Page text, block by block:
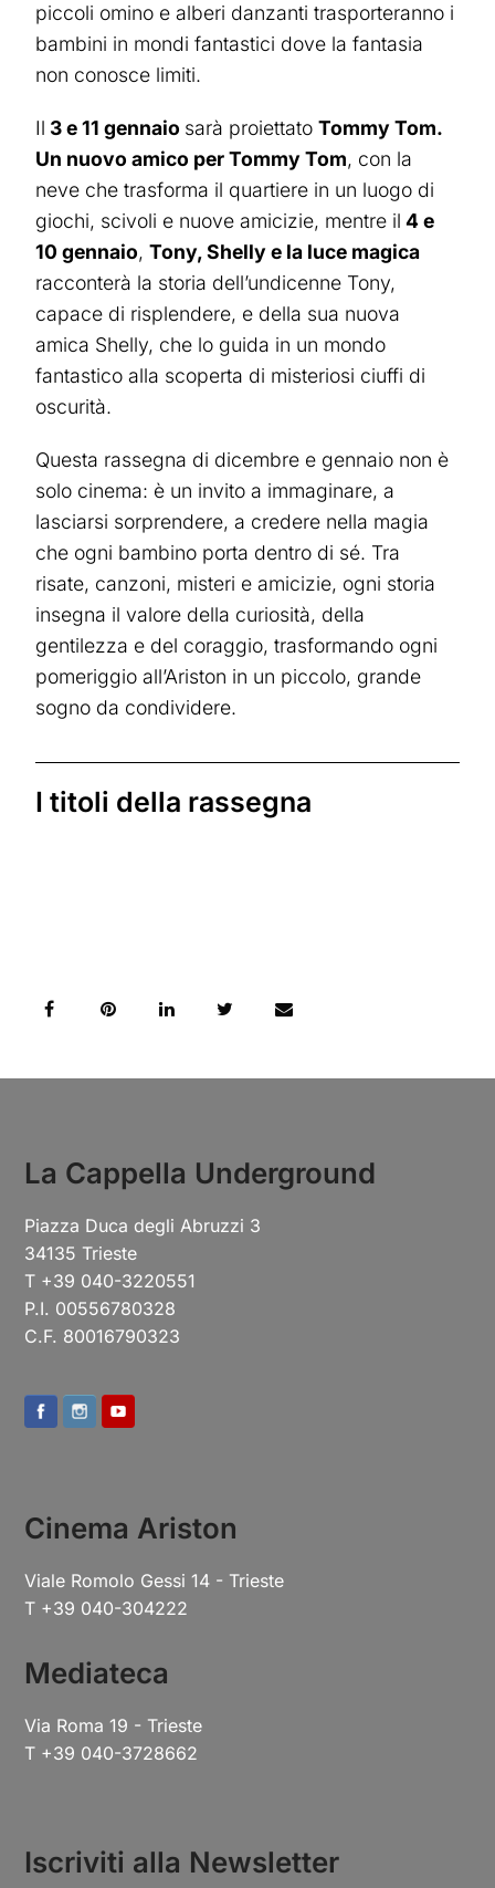
piccoli omino e alberi danzanti trasporteranno i
bambini in mondi fantastici dove la fantasia
non conosce limiti.
Il 3 e 11 gennaio sarà proiettatoTommy Tom.
Un nuovo amico per Tommy Tom, con la
neve che trasforma il quartiere in un luogo di
giochi, scivoli e nuove amicizie, mentre il 4 e
10 gennaio,Tony, Shelly e la luce magica
racconterà la storia dell’undicenne Tony,
capace di risplendere, e della sua nuova
amica Shelly, che lo guida in un mondo
fantastico alla scoperta di misteriosi ciuffi di
oscurità.
Questa rassegna di dicembre e gennaio non è
solo cinema: è un invito a immaginare, a
lasciarsi sorprendere, a credere nella magia
che ogni bambino porta dentro di sé. Tra
risate, canzoni, misteri e amicizie, ogni storia
insegna il valore della curiosità, della
gentilezza e del coraggio, trasformando ogni
pomeriggio all’Ariston in un piccolo, grande
sogno da condividere.
I titoli della rassegna
La Cappella Underground
Piazza Duca degli Abruzzi 3
34135 Trieste
T +39 040-3220551
P.I. 00556780328
C.F. 80016790323
Cinema Ariston
Viale Romolo Gessi 14 - Trieste
T +39 040-304222
Mediateca
Via Roma 19 - Trieste
T +39 040-3728662
Iscriviti alla Newsletter